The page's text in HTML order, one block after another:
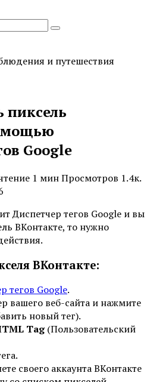
и путешествия
пиксель
Google
1 минПросмотров 1.4к.
Диспетчер тегов Google и вы
ВКонтакте, то нужно
ВКонтакте:
тегов Google.
вашего веб-сайта и нажмите
новый тег).
Tag(Пользовательский
своего аккаунта ВКонтакте